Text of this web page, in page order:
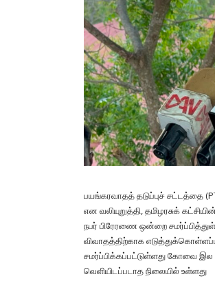
பயங்கரவாதத் தடுப்புச் சட்டத்தை
என வலியுறுத்தி, தமிழரசுக்
நபர் பிரேரணை ஒன்றை
விவாதத்திற்காக
சமர்ப்பிக்கப்பட்டுள்ளது கோவை இல
வெளியிடப்படாத நிலையில் உள்ளது